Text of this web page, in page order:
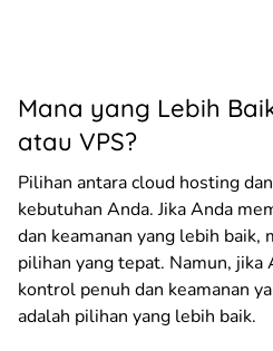
Mana yang Lebih
atau VPS?
Pilihan antara cloud hosting
kebutuhan Anda. Jika Anda
dan keamanan yang lebih baik,
pilihan yang tepat. Namun, jika
kontrol penuh dan keamanan
adalah pilihan yang lebih baik.